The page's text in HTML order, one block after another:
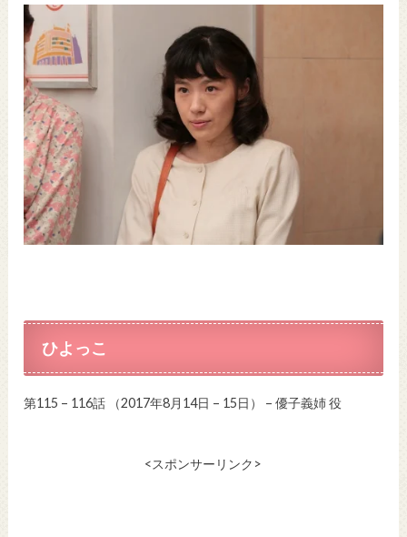
ひよっこ
第115 – 116話 （2017年8月14日 – 15日） – 優子義姉 役
<スポンサーリンク>